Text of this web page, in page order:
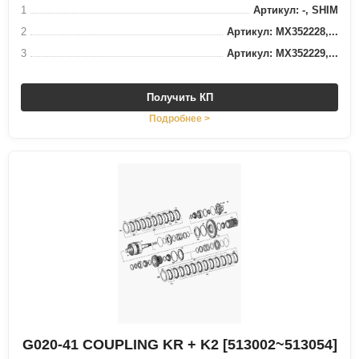
1
Артикул: -, SHIM
2
Артикул: MX352228,...
3
Артикул: MX352229,...
Получить КП
Подробнее >
G020-41 COUPLING KR + K2 [513002~513054]